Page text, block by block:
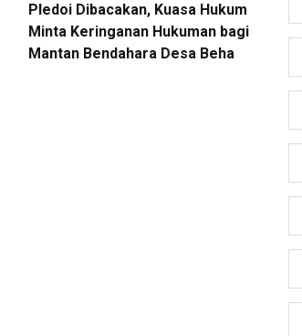
Pledoi Dibacakan, Kuasa Hukum
Minta Keringanan Hukuman bagi
Mantan Bendahara Desa Beha